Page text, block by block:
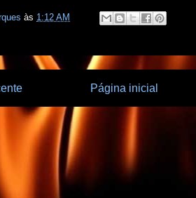
às 1:12 AM
Página inicial